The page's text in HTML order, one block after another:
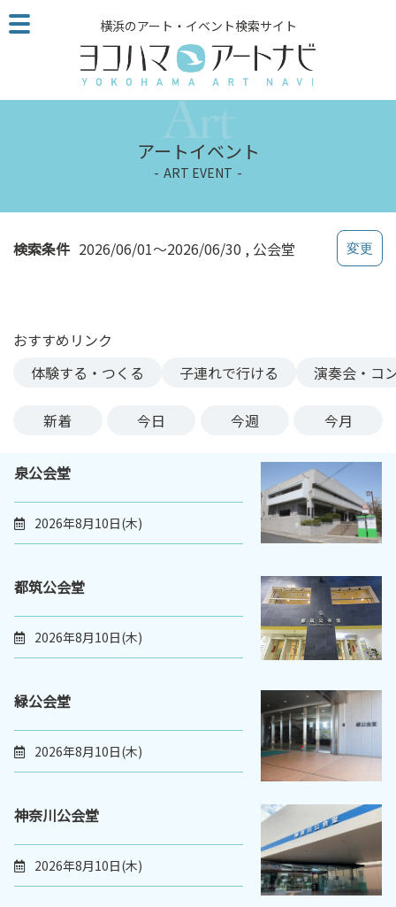
こ
の
ジ
む
横浜のアート・イベント検索サイト
アートイベント
ART EVENT
検索条件 2026/06/01～2026/06/30 公会堂
おすすめリンク
体験する・つくる
子連れで行ける 演奏会・コ
新着 今日 今週 今月
泉公会堂
2026年8月10日(木)
都筑公会堂
2026年8月10日(木)
緑公会堂
2026年8月10日(木)
神奈川公会堂
2026年8月10日(木)